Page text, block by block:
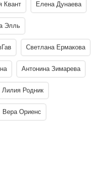
Квант Елена Дунаева
Элль
Светлана Ермакова
Антонина Зимарева
Лилия Родник
Вера Ориенс